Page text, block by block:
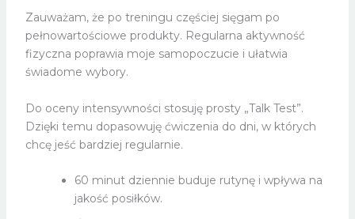
Zauważam, że po treningu częściej sięgam po
pełnowartościowe produkty. Regularna aktywność
fizyczna poprawia moje samopoczucie i ułatwia
świadome wybory.
Do oceny intensywności stosuję prosty „Talk Test”.
Dzięki temu dopasowuję ćwiczenia do dni, w których
chcę jeść bardziej regularnie.
60 minut dziennie buduje rutynę i wpływa na
jakość posiłków.